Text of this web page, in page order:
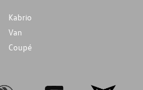
Kabrio
Van
Coupé